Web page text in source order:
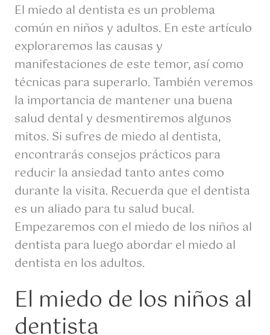
El miedo al dentista es un problema
común en niños y adultos. En este artículo
exploraremos las causas y
manifestaciones de este temor, así como
técnicas para superarlo. También veremos
la importancia de mantener una buena
salud dental y desmentiremos algunos
mitos. Si sufres de miedo al dentista,
encontrarás consejos prácticos para
reducir la ansiedad tanto antes como
durante la visita. Recuerda que el dentista
es un aliado para tu salud bucal.
Empezaremos con el miedo de los niños al
dentista para luego abordar el miedo al
dentista en los adultos.
El miedo de los niños al